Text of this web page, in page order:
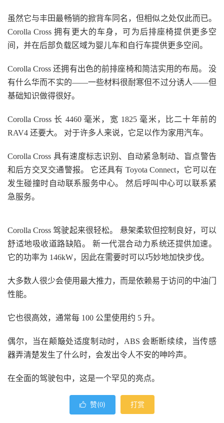
虽然它与丰田最畅销的掀背车同名，但相似之处仅此而已。
Corolla Cross 拥有更大的车身，可为后排座椅提供更多空
间，并在后部负载区域为婴儿车和自行车提供更多空间。
Corolla Cross 还拥有出色的前排座椅和简洁实用的布局。 没
有什么华而不实的——一些材料很耐寒但不过分诱人——但
基础知识做得很好。
Corolla Cross 长 4460 毫米，宽 1825 毫米，比二十年前的
RAV4 还要大。 对于许多人来说，它足以作为家用汽车。
Corolla Cross 具有速度标志识别、自动紧急制动、盲点警告
和后方交叉交通警报。 它还具有 Toyota Connect，它可以在
发生碰撞时自动联系服务中心。 然后呼叫中心可以联系紧
急服务。
Corolla Cross 驾驶起来很轻松。 悬架柔软但控制良好，可以
舒适地吸收道路缺陷。 新一代混合动力系统还提供加速。
它的功率为 146kW，因此在需要时可以巧妙地加快步伐。
大多数人很少会使用最大推力，而是依赖易于访问的中油门
性能。
它也很高效，通常每 100 公里使用约 5 升。
偶尔，当在颠簸处适度制动时，ABS 会断断续续，当传感
器弄清楚发生了什么时，会发出令人不安的呻吟声。
在全面的驾驶包中，这是一个罕见的亮点。
 赞(0) 打赏